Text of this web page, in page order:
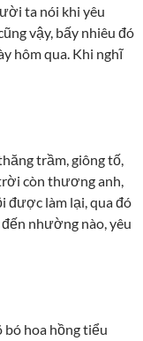
ta nói khi yêu
vậy, bấy nhiêu đó
hôm qua. Khi nghĩ
trầm, giông tố,
còn thương anh,
được làm lại, qua đó
nhường nào, yêu
hoa hồng tiểu